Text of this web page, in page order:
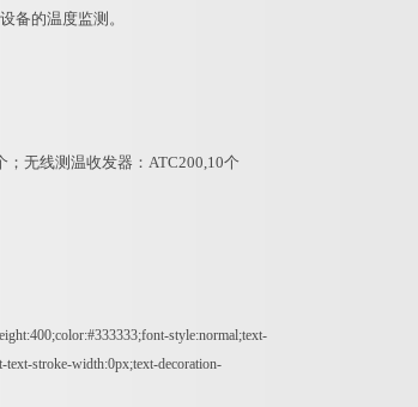
的温度监测。
无线测温收发器：ATC200,10个
style:normal;text-
text-stroke-width:0px;text-decoration-